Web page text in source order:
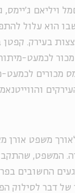
ויליאם ג'יימס,
הוא עלול
בעירק. קפטן
לכמעט-
מכורים
משפט אורן
המשפט,
החשובים
של דבר לסילוק